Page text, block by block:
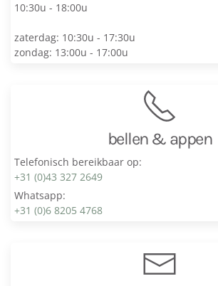
10:30u - 18:00u
zaterdag: 10:30u - 17:30u
zondag: 13:00u - 17:00u
bellen & appen
Telefonisch bereikbaar op:
+31 (0)43 327 2649
Whatsapp:
+31 (0)6 8205 4768